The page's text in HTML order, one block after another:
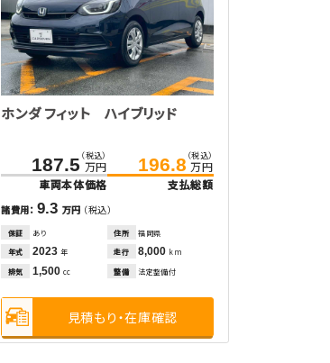
ホンダ フィット ハイブリッド
187.5 （税込）
万円
車両本体価格
196.8 （税込）
万円
支払総額
諸費用： 9.3 万円 （税込）
保証 あり 住所
福岡県
年式
2023 年 走行 8,000 km
排気
1,500 cc 整備 法定整備付
見積もり・在庫確認